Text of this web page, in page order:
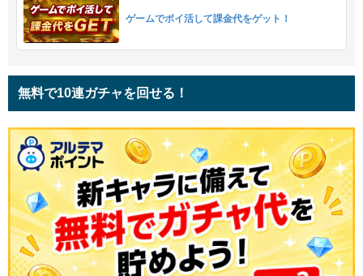
ゲームでポイ活して課金代をゲット！
無料で10連ガチャを回せる！